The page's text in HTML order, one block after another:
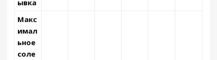
ывка
Макс
имал
ьное
соле